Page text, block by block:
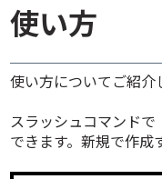
使い方
使い方についてご紹介
スラッシュコマンド
できます。新規で作成